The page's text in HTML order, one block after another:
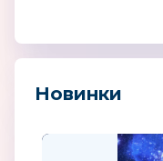
Новинки